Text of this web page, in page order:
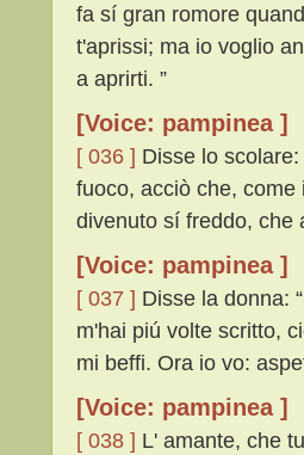
fa sí gran romore
t'aprissi; ma io voglio
a aprirti. ”
[Voice: pampinea ]
[ 036 ] Disse lo
fuoco, acciò che,
divenuto sí freddo, che
[Voice: pampinea ]
[ 037 ] Disse la donna:
m'hai piú volte scritto,
mi beffi. Ora io vo:
[Voice: pampinea ]
[ 038 ] L' amante, che